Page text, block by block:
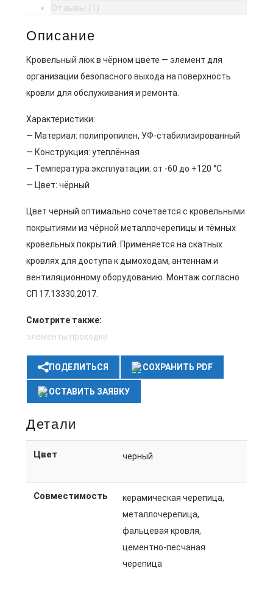
Отзывы (1)
Описание
Кровельный люк в чёрном цвете — элемент для
организации безопасного выхода на поверхность
кровли для обслуживания и ремонта.
Характеристики:
— Материал: полипропилен, УФ-стабилизированный
— Конструкция: утеплённая
— Температура эксплуатации: от -60 до +120 °C
— Цвет: чёрный
Цвет чёрный оптимально сочетается с кровельными
покрытиями из чёрной металлочерепицы и тёмных
кровельных покрытий. Применяется на скатных
кровлях для доступа к дымоходам, антеннам и
вентиляционному оборудованию. Монтаж согласно
СП 17.13330.2017.
Смотрите также:
элементы проходки
ПОДЕЛИТЬСЯ СОХРАНИТЬ PDF
ОСТАВИТЬ ЗАЯВКУ
Детали
Цвет черный
Совместимость
керамическая черепица,
металлочерепица,
фальцевая кровля,
цементно-песчаная
черепица